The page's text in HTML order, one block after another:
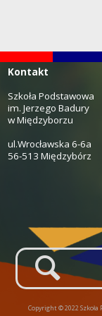
Kontakt
Szkoła Podstawowa
im. Jerzego Badury
w Międzyborzu
ul.Wrocławska 6-6a
56-513 Międzybórz
LUPA
Copyright © 2022